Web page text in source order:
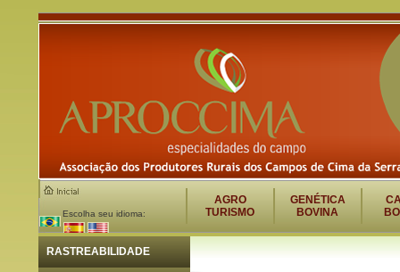
Escolha seu idioma:
AGRO
TURISMO
GENÉTICA
BOVINA
RASTREABILIDADE